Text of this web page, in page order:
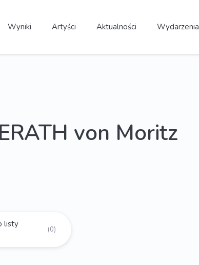
Wyniki Artyści Aktualności Wydarzenia
von Moritz
listy
(0)